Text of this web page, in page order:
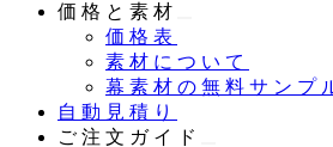
価格と素材
価格表
素材について
幕素材の無料サンプ
自動見積り
ご注文ガイド